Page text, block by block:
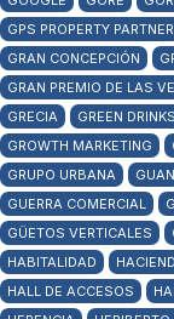
GPS PROPERTY PARTNER
GRAN CONCEPCIÓN
GRAN PREMIO DE LAS
GRECIA
GREEN DRINKS
GROWTH MARKETING
GRUPO URBANA
GUERRA COMERCIAL
GÜETOS VERTICALES
HABITALIDAD
HALL DE ACCESOS